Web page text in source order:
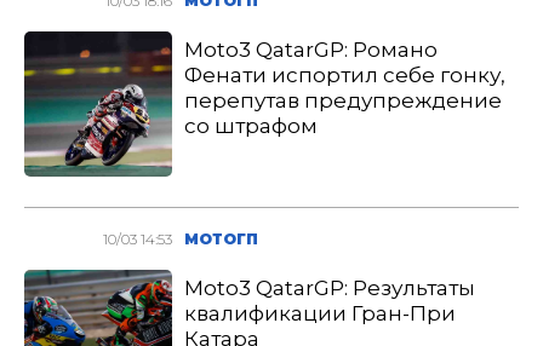
Moto3 QatarGP: Романо
Фенати испортил себе гонку,
перепутав предупреждение
со штрафом
10/03 14:53 МОТОГП
Moto3 QatarGP: Результаты
квалификации Гран-При
Катара